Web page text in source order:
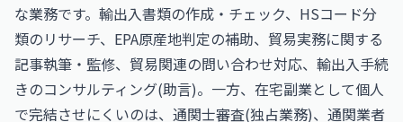
な業務です。輸出入書類の作成・チェック、HSコード分
類のリサーチ、EPA原産地判定の補助、貿易実務に関する
記事執筆・監修、貿易関連の問い合わせ対応、輸出入手続
きのコンサルティング(助言)。一方、在宅副業として個人
で完結させにくいのは、通関士審査(独占業務)、通関業者